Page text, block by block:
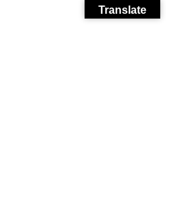
Translate